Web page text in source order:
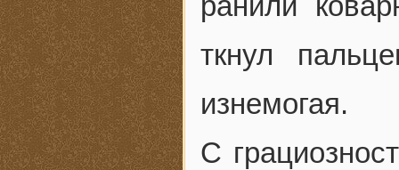
ткнул
изнемогая.
С